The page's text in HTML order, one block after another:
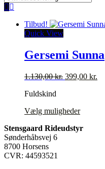
Tilbud!
Quick View
Gersemi Sunna
1.130,00kr. Den
1.130,00 kr..
399,00 kr.
Fuldskind
Vælg mulighederDette
har
Stensgaard Rideudstyr
Sønderhåbsvej 6
8700 Horsens
CVR: 44593521